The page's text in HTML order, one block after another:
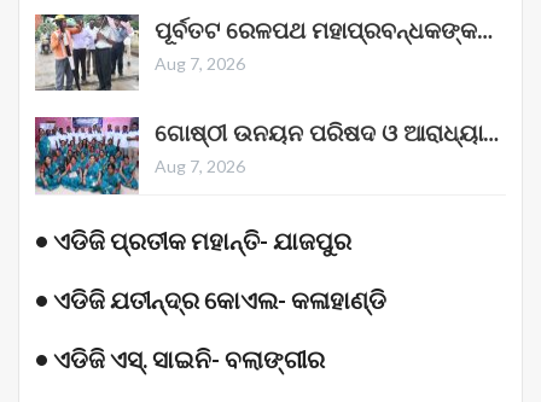
ପୂର୍ବତଟ ରେଳପଥ ମହାପ୍ରବନ୍ଧକଙ୍କ…
Aug 7, 2026
ଗୋଷ୍ଠୀ ଉନୟନ ପରିଷଦ ଓ ଆରାଧ୍ୟା…
Aug 7, 2026
• ଏଡିଜି ପ୍ରତୀକ ମହାନ୍ତି- ଯାଜପୁର
• ଏଡିଜି ଯତୀନ୍ଦ୍ର କୋଏଲ- କଳାହାଣ୍ଡି
• ଏଡିଜି ଏସ୍‌. ସାଇନି- ବଲାଙ୍ଗୀର